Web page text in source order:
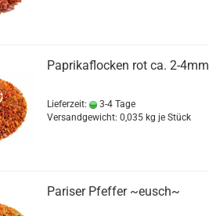
Paprikaflocken rot ca. 2-4mm
Lieferzeit:
3-4 Tage
Versandgewicht: 0,035kg je Stück
Pariser Pfeffer ~eusch~